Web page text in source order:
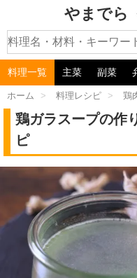
やまでら
料理一覧 主菜 副菜
ホーム > 料理レシピ > 鶏
鶏ガラスープの作
ピ